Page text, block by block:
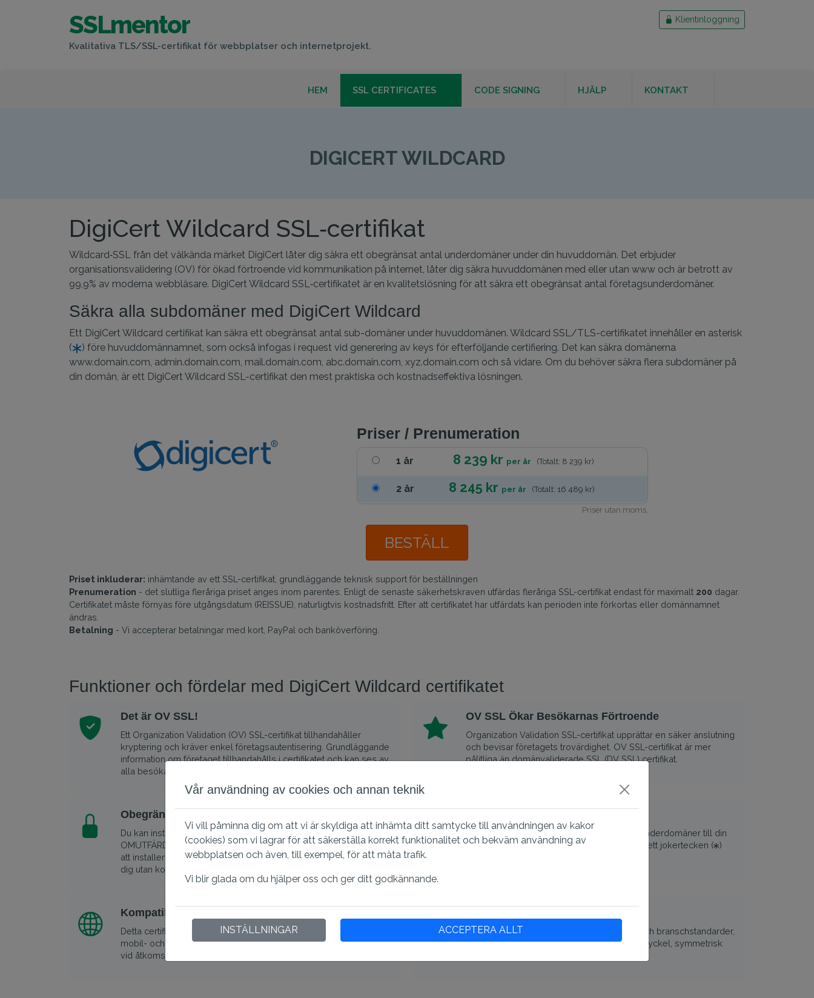
SSLmentor
Kvalitativa TLS/SSL-certifikat för webbplatser och internetprojekt.
Klientinloggning
HEM SSL CERTIFICATES CODE SIGNING HJÄLP KONTAKT
DIGICERT WILDCARD
DIGICERT WILDCARD
DigiCert Wildcard SSL‑certifikat
Wildcard‑SSL från det välkända märket DigiCert låter dig säkra ett obegränsat antal underdomäner under din huvuddomän. Det erbjuder
organisationsvalidering (OV) för ökad förtroende vid kommunikation på internet, låter dig säkra huvuddomänen med eller utan www och är betrott av
99,9% av moderna webbläsare. DigiCert Wildcard SSL‑certifikatet är en kvalitetslösning för att säkra ett obegränsat antal företagsunderdomäner.
Säkra alla subdomäner med DigiCert Wildcard
Ett DigiCert Wildcard certifikat kan säkra ett obegränsat antal sub-domäner under huvuddomänen. Wildcard SSL/TLS-certifikatet innehåller en asterisk
(
) före huvuddomännamnet, som också infogas i request vid generering av keys för efterföljande certifiering. Det kan säkra domänerna
www.domain.com, admin.domain.com, mail.domain.com, abc.domain.com, xyz.domain.com och så vidare. Om du behöver säkra flera subdomäner på
din domän, är ett DigiCert Wildcard SSL-certifikat den mest praktiska och kostnadseffektiva lösningen.
Priser / Prenumeration
1 år 8 239 kr per år (Totalt: 8 239 kr)
2 år 8 245 kr per år (Totalt: 16 489 kr)
Priser utan moms.
BESTÄLL
Priset inkluderar: inhämtande av ett SSL-certifikat, grundläggande teknisk support för beställningen
Prenumeration - det slutliga fleråriga priset anges inom parentes. Enligt de senaste säkerhetskraven utfärdas fleråriga SSL-certifikat endast för maximalt 200 dagar.
Certifikatet måste förnyas före utgångsdatum (REISSUE), naturligtvis kostnadsfritt. Efter att certifikatet har utfärdats kan perioden inte förkortas eller domännamnet
ändras.
Betalning - Vi accepterar betalningar med kort, PayPal och banköverföring.
Funktioner och fördelar med DigiCert Wildcard certifikatet
Det är OV SSL!
Ett Organization Validation (OV) SSL-certifikat tillhandahåller
kryptering och kräver enkel företagsautentisering. Grundläggande
information om företaget tillhandahålls i certifikatet och kan ses av
alla besökare på webbplatsen.
OV SSL Ökar Besökarnas Förtroende
Organization Validation SSL-certifikat upprättar en säker anslutning
och bevisar företagets trovärdighet. OV SSL-certifikat är mer
pålitliga än domänvaliderade SSL (DV SSL) certifikat.
Obegränsade serverlicenser & Omutfärdande
Du kan installera samma certifikat på flera servrar.
OMUTFÄRDANDE - om du förlorar din privata nyckel och har svårt
att installera certifikatet, kommer ett nytt certifikat att utfärdas till
dig utan kostnad.
Ett enda Wildcard SSL-certifikat täcker alla underdomäner till din
huvuddomän (på samma nivå). Lägg bara till ett jokertecken ( )
Kompatibel med alla större webbläsare
Detta certifikat har den högsta webbläsarkompatibiliteten för
mobil- och stationära webbläsare, vilket minskar SSL-varningar
vid åtkomst till webbplatsen.
X.509-format certifikat uppfyller mjukvaru- och branschstandarder,
stöder 2048 bitars kryptering med offentlig nyckel, symmetrisk
Vår användning av cookies och annan teknik
Vi vill påminna dig om att vi är skyldiga att inhämta ditt samtycke till användningen av kakor
(cookies) som vi lagrar för att säkerställa korrekt funktionalitet och bekväm användning av
webbplatsen och även, till exempel, för att mäta trafik.
Vi blir glada om du hjälper oss och ger ditt godkännande.
ACCEPTERA ALLT
INSTÄLLNINGAR